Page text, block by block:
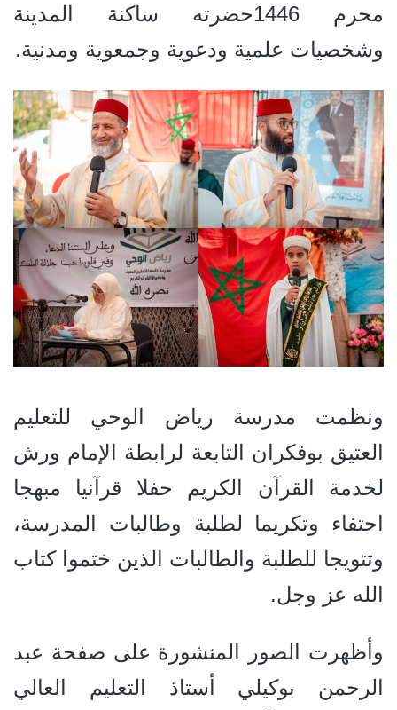
محرم 1446حضرته ساكنة المدينة
وشخصيات علمية ودعوية وجمعوية ومدنية.
ونظمت مدرسة رياض الوحي للتعليم
العتيق بوفكران التابعة لرابطة الإمام ورش
لخدمة القرآن الكريم حفلا قرآنيا مبهجا
احتفاء وتكريما لطلبة وطالبات المدرسة،
وتتويجا للطلبة والطالبات الذين ختموا كتاب
الله عز وجل.
وأظهرت الصور المنشورة على صفحة عبد
الرحمن بوكيلي أستاذ التعليم العالي